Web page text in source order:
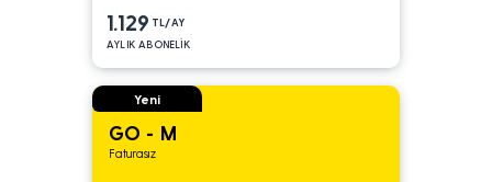
1.129 TL/AY
AYLIK ABONELİK
Yeni
GO - M
Faturasız